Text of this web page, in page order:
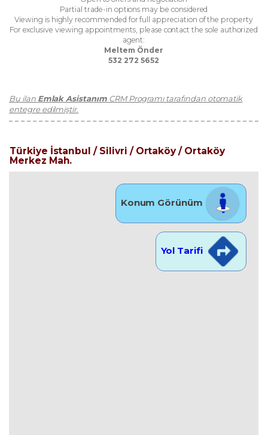
Partial trade-in options may be considered
Viewing is highly recommended for full appreciation of the property
For exclusive viewing appointments, please contact the sole authorized
agent:
Meltem Önder
532 272 5652
Bu ilan Emlak AsistanımCRM Programı tarafından otomatik
entegre edilmiştir.
Türkiye İstanbul / Silivri / Ortaköy/ Ortaköy
Merkez Mah.
Konum Görünüm
Yol Tarifi